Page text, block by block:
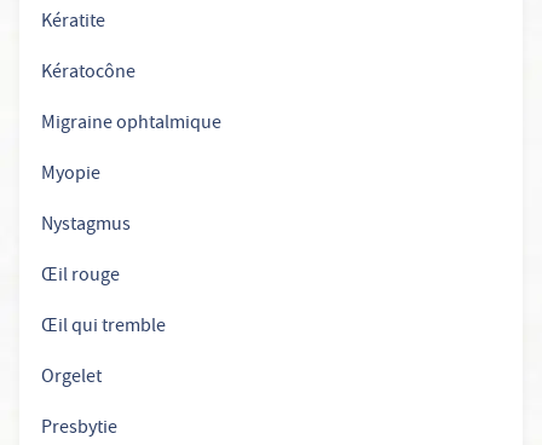
Kératite
Kératocône
Migraine ophtalmique
Myopie
Nystagmus
Œil rouge
Œil qui tremble
Orgelet
Presbytie